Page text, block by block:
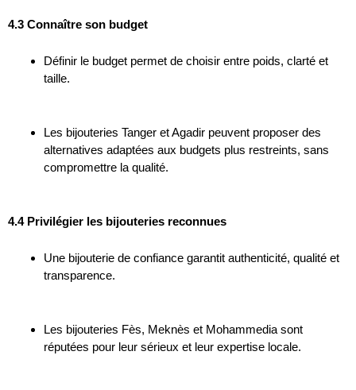
4.3 Connaître son budget
Définir le budget permet de choisir entre poids, clarté et
taille.
Les bijouteries Tanger et Agadir peuvent proposer des
alternatives adaptées aux budgets plus restreints, sans
compromettre la qualité.
4.4 Privilégier les bijouteries reconnues
Une bijouterie de confiance garantit authenticité, qualité et
transparence.
Les bijouteries Fès, Meknès et Mohammedia sont
réputées pour leur sérieux et leur expertise locale.